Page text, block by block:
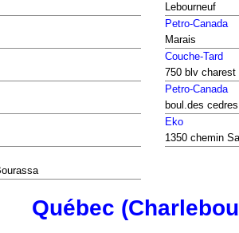
Lebourneuf
Petro-Canada
Marais
Couche-Tard
750 blv charest
Petro-Canada
boul.des cedres
Eko
1350 chemin
Québec